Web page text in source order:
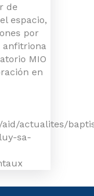
de
espacio,
por
anfitriona
MIO
en
aid/actualites/
sa-